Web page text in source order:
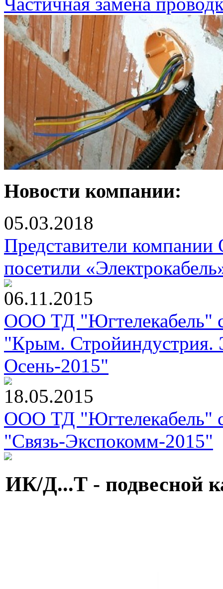
Новости компании:
05.03.2018
Представители
посетили
06.11.2015
ООО ТД "Югтелекабель"
"Крым. Стройиндустрия.
Осень-2015"
18.05.2015
ООО ТД "Югтелекабель"
"Связь-Экспокомм-2015"
ИК/Д...Т - подвесной